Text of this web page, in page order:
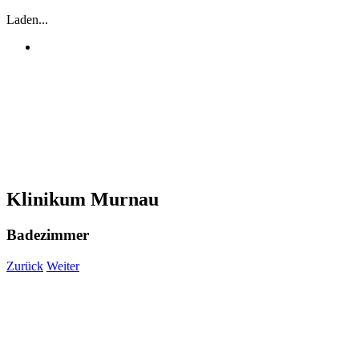
Laden...
Klinikum Murnau
Badezimmer
Zurück Weiter